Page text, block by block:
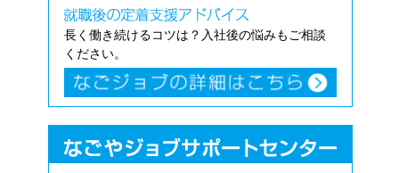
長く働き続けるコツは？入社後の悩みもご相談
ください。